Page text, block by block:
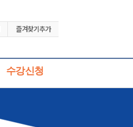
즐겨찾기추가
수강신청